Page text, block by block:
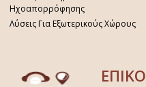
Ηχοαπορρόφησης
Λύσεις Για Εξωτερικούς Χώρους